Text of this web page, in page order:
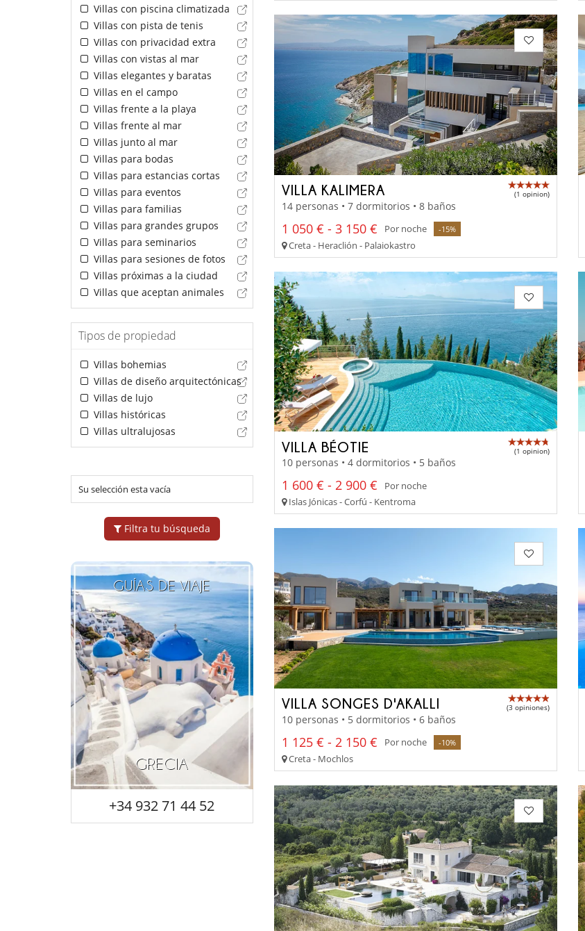
Villas con piscina climatizada
Villas con pista de tenis
Villas con privacidad extra
Villas con vistas al mar
Villas elegantes y baratas
Villas en el campo
Villas frente a la playa
Villas frente al mar
Villas junto al mar
Villas para bodas
Villas para estancias cortas
Villas para eventos
Villas para familias
Villas para grandes grupos
Villas para seminarios
Villas para sesiones de fotos
Villas próximas a la ciudad
Villas que aceptan animales
Tipos de propiedad
Villas bohemias
Villas de diseño arquitectónicas
Villas de lujo
Villas históricas
Villas ultralujosas
Su selección esta vacía
Filtra tu búsqueda
GUÍAS DE VIAJE
GRECIA
+34 932 71 44 52
VILLA KALIMERA (1 opinion)
14 personas • 7 dormitorios • 8 baños
1 050 € - 3 150 € Por noche -15%
Creta - Heraclión - Palaiokastro
VILLA BÉOTIE (1 opinion)
10 personas • 4 dormitorios • 5 baños
1 600 € - 2 900 €
Por noche
Islas Jónicas - Corfú - Kentroma
VILLA SONGES D'AKALLI (3 opiniones)
10 personas • 5 dormitorios • 6 baños
1 125 € - 2 150 € Por noche -10%
Creta - Mochlos